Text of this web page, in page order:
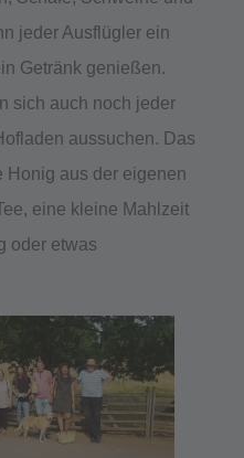
jeder Ausflügler ein
Getränk genießen.
sich auch noch jeder
aussuchen. Das
Honig aus der eigenen
eine kleine Mahlzeit
oder etwas